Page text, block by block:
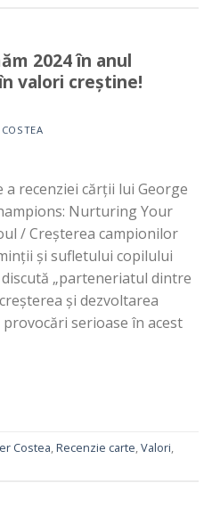
2024 în anul
valori creștine!
recenziei cărții lui George
Nurturing Your
/ Creșterea campionilor
și sufletului copilului
„parteneriatul dintre
și dezvoltarea
serioase în acest
Costea,Recenzie carte,Valori,